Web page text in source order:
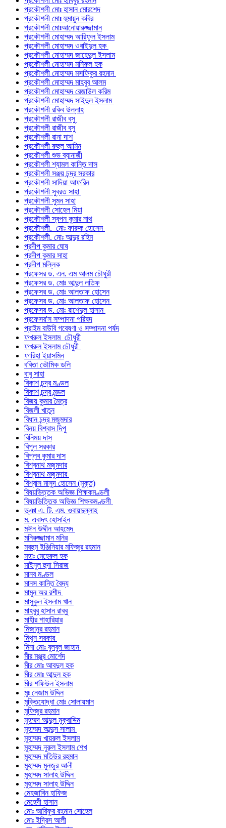
প্রকৌশলী মোঃ হাসান মোরশেদ
প্রকৌশলী মোঃ হুমায়ুন কবির
প্রকৌশলী মোঃআনোয়ারুজ্জামান
প্রকৌশলী মোহাম্মদ আরিফুল ইসলাম
প্রকৌশলী মোহাম্মদ ওবাইদুল হক
প্রকৌশলী মোহাম্মদ জাহেদুল ইসলাম
প্রকৌশলী মোহাম্মদ মনিরুল হক
প্রকৌশলী মোহাম্মদ মসফিকুর রহমান
প্রকৌশলী মোহাম্মদ মাহবুব আলম
প্রকৌশলী মোহাম্মদ রেজাউল করিম
প্রকৌশলী মোহাম্মদ সাইদুল ইসলাম
প্রকৌশলী রকিব উল্লাহ
প্রকৌশলী রাজীব বসু
প্রকৌশলী রাজীব বসু
প্রকৌশলী রানা দাশ
প্রকৌশলী রুহুল আমিন
প্রকৌশলী শুভ ব্যানার্জী
প্রকৌশলী শ্যামল কান্তি দাস
প্রকৌশলী সঞ্জয় চন্দ্র সরকার
প্রকৌশলী সাদিয়া আফরিন
প্রকৌশলী সুব্রত সাহা
প্রকৌশলী সুমন সাহা
প্রকৌশলী সোহেল মিয়া
প্রকৌশলী স্বপন কুমার নাথ
প্রকৌশলী. মোঃ ফারুক হোসেন
প্রকৌশলী. মোঃ আব্দুর রহিম
প্রদীপ কুমার ঘোষ
প্রদীপ কুমার সাহা
প্রদীপ মল্লিক
প্রফেসর ড. এন. এম আলম চৌধুরী
প্রফেসর ড. মোঃ আব্দুল লতিফ
প্রফেসর ড. মোঃ আলতাফ হোসেন
প্রফেসর ড. মোঃ আলতাফ হোসেন
প্রফেসর ড. মোঃ রাশেদুল হাসান
প্রফেসর'স সম্পাদনা পরিষদ
প্রাইম বাউবি গবেষণা ও সম্পাদনা পর্ষদ
ফখরুল ইসলাম চৌধুরী
ফখরুল ইসলাম চৌধুরী
ফারিহা ইয়াসমিন
ববিতা ভৌমিক ডলি
বাবু সাহা
বিকাশ চন্দ্র মণ্ডল
বিকাশ চন্দ্র মন্ডল
বিজয় কুমার মৈত্র
বিজলী খাতুন
বিধান চন্দ্র মজুমদার
বিনয় বিশ্বাস দিপু
বিনিময় দাস
বিপুল সরকার
বিপ্লব কুমার দাস
বিশ্বনাথ মজুমদার
বিশ্বনাথ মজুমদার
বিশ্বাস মাসুদ হোসেন (মুক্ত)
বিষয়ভিত্তক অভিজ্ঞ শিক্ষকমণ্ডলী
বিষয়ভিত্তিক অভিজ্ঞ শিক্ষকমণ্ডলী
ভূঞা এ. টি. এম. ওবায়দুল্লাহ
ম. এবাদৎ হোসাইন
মঈন উদ্দীন আহমেদ
মনিরুজ্জামান মনির
মরহুম ইঞ্জিনিয়ার মফিজুর রহমান
মহাঃ মেহেরুল হক
মাইনুল হুদা সিরাজ
মানব মণ্ডল
মানস কান্তি বৈদ্য
মামুন অর রশীদ
মাসুকুল ইসলাম খান
মাহবুবু হাসান রাব্বু
মাহীর শাহারিয়ার
মিজানুর রহমান
মিথুন সরকার
মিনা মোঃ বুলবুল জাহান
মীর মঞ্জুর মোর্শেদ
মীর মোঃ আবদুল হক
মীর মোঃ আব্দুল হক
মীর শফিউল ইসলাম
মুঃ নেজাম উদ্দিন
মুক্তিযোদ্ধা মোঃ সোলায়মান
মুফিজুর রহমান
মুহম্মদ আব্দুল মুক্বাদ্দিম
মুহাম্মদ আব্দুস সালাম
মুহাম্মদ খায়রুল ইসলাম
মুহাম্মদ নুরুল ইসলাম শেখ
মুহাম্মদ মতিউর রহমান
মুহাম্মদ মুনজুর আলী
মুহাম্মদ সালাহ উদ্দিন
মুহাম্মদ সালাহ্ উদ্দিন
মেহজাবিন হাফিজ
মেহেদী হাসান
মোঃ আরিফুর রহমান সোহেল
মোঃ ইদ্রিস আলী